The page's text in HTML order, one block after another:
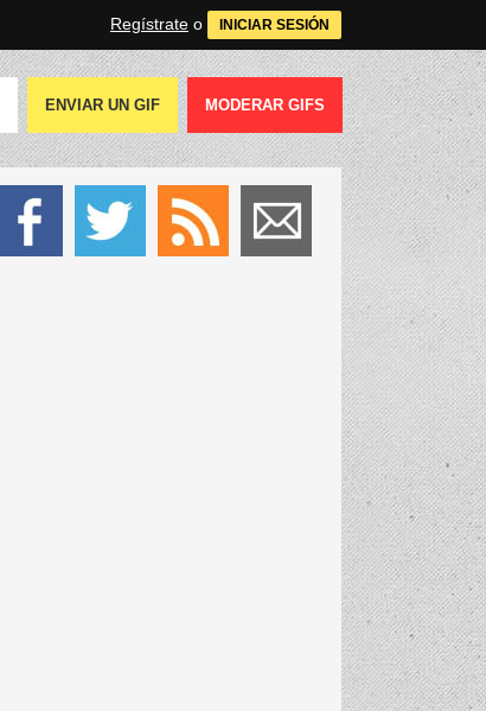
Regístrate o INICIAR SESIÓN
ENVIAR UN GIF MODERAR GIFS